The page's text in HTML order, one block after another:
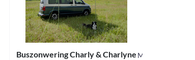
Buszonwering Charly & Charlyne M90049